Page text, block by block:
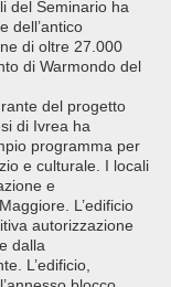
del Seminario ha
dell’antico
di oltre 27.000
di Warmondo del
del progetto
di Ivrea ha
programma per
e culturale. I locali
e
L’edificio
autorizzazione
dalla
L’edificio,